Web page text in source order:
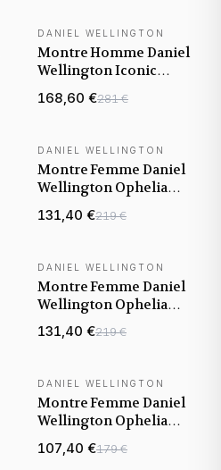
NOUVEAUTÉ
DANIEL WELLINGTON
Montre Homme Daniel
Wellington Iconic
Paradigma Link
DW00100822 noire
168,60 €281 €
NOUVEAUTÉ
DANIEL WELLINGTON
Montre Femme Daniel
Wellington Ophelia
cadran bleu bracelet
131,40 €219 €
NOUVEAUTÉ
DANIEL WELLINGTON
Montre Femme Daniel
Wellington Ophelia
Mini DW00100805 or
rose bracelet maillons
131,40 €219 €
NOUVEAUTÉ
DANIEL WELLINGTON
Montre Femme Daniel
Wellington Ophelia
Mini DW00100803
dorée bracelet maillons
107,40 €179 €